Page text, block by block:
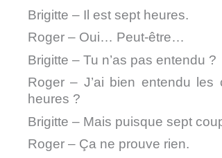
Brigitte – Il est sept heures.
Roger – Oui… Peut-être…
Brigitte – Tu n’as pas entendu ?
Roger – J’ai bien entendu les
heures ?
Brigitte – Mais puisque sept
Roger – Ça ne prouve rien.